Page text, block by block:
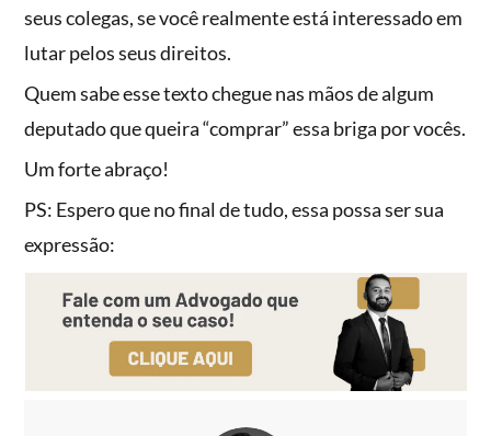
seus colegas, se você realmente está interessado em
lutar pelos seus direitos.
Quem sabe esse texto chegue nas mãos de algum
deputado que queira “comprar” essa briga por vocês.
Um forte abraço!
PS: Espero que no final de tudo, essa possa ser sua
expressão: